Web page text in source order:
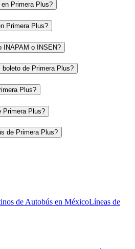
Primera Plus?
Primera Plus?
INAPAM o INSEN?
de Primera Plus?
Plus?
Primera Plus?
de Primera Plus?
de Autobús en MéxicoLíneas de